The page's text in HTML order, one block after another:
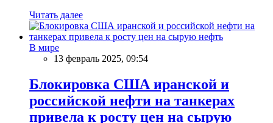
Читать далее
В мире
13 февраль 2025, 09:54
Блокировка США иранской и
российской нефти на танкерах
привела к росту цен на сырую